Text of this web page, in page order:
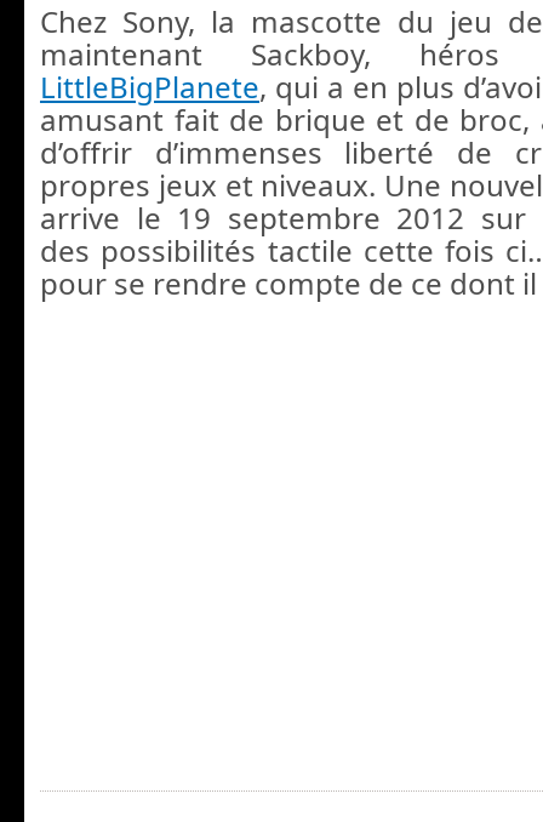
Chez Sony, la mascotte du jeu
maintenant Sackboy,
LittleBigPlanete, qui a en plus
amusant fait de brique et de
d’offrir d’immenses liberté de
propres jeux et niveaux. Une
arrive le 19 septembre 2012
des possibilités tactile cette fois
pour se rendre compte de ce dont